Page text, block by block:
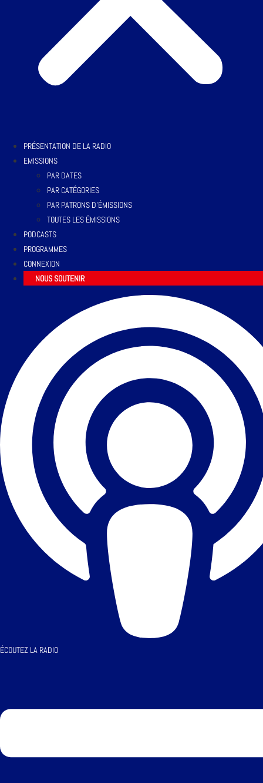
PRÉSENTATION DE LA RADIO
EMISSIONS
PAR DATES
PAR CATÉGORIES
PAR PATRONS D’ÉMISSIONS
TOUTES LES ÉMISSIONS
PODCASTS
PROGRAMMES
CONNEXION
NOUS SOUTENIR
ÉCOUTEZ LA RADIO